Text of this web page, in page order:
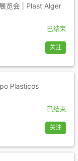
览会 | Plast Alger
已结束
关注
Plasticos
已结束
关注